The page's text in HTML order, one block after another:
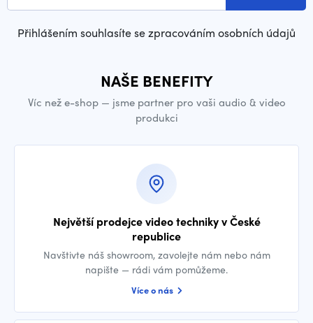
Přihlášením souhlasíte se zpracováním osobních údajů
NAŠE BENEFITY
Víc než e-shop — jsme partner pro vaši audio & video
produkci
Největší prodejce video techniky v České
republice
Navštivte náš showroom, zavolejte nám nebo nám
napište — rádi vám pomůžeme.
Více o nás